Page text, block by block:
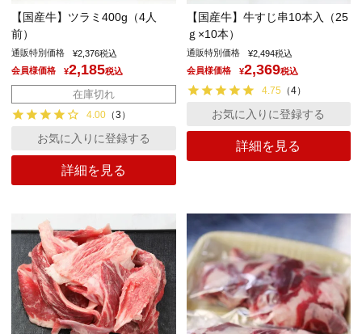
【国産牛】ツラミ400g（4人
前）
通販特別価格 ¥2,376税込
会員様価格
¥2,185税込
在庫切れ
4.00 （3 ）
詳細を見る
お気に入りに登録する
【国産牛】牛すじ串10本入（25
ｇ×10本）
通販特別価格 ¥2,494税込
会員様価格
¥2,369税込
4.75 （4）
詳細を見る
お気に入りに登録する